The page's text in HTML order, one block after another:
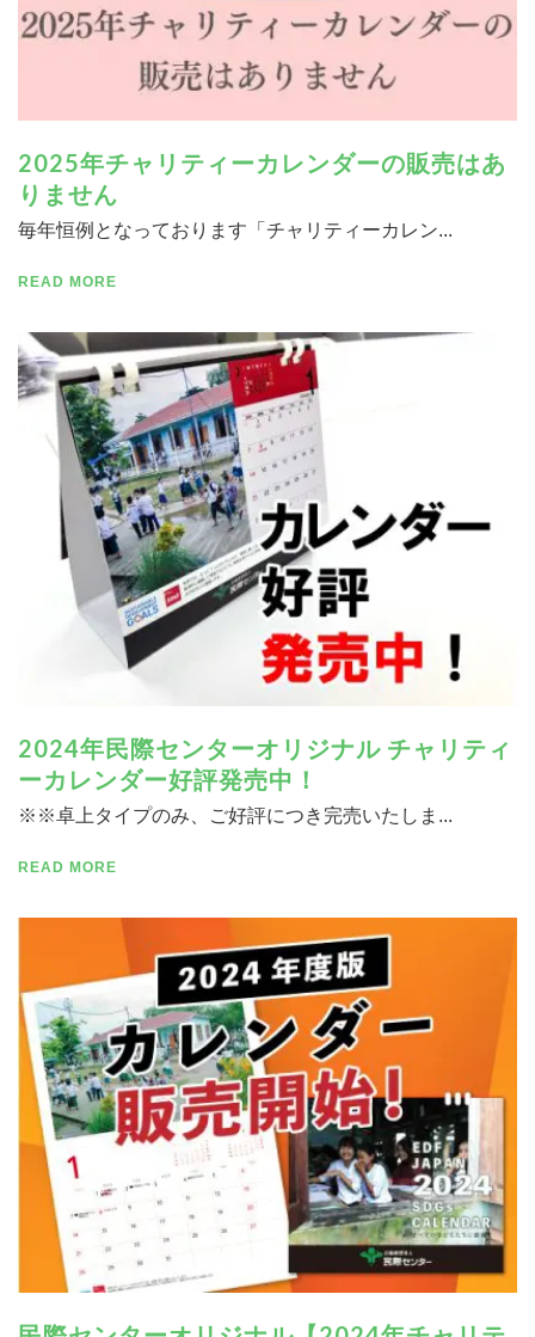
2025年チャリティーカレンダーの販売はあ
りません
毎年恒例となっております「チャリティーカレン...
READ MORE
2024年民際センターオリジナル チャリティ
ーカレンダー好評発売中！
※※卓上タイプのみ、ご好評につき完売いたしま...
READ MORE